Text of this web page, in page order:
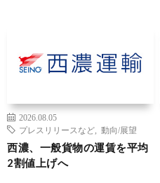
2026.08.05
プレスリリースなど
動向/展望
西濃、一般貨物の運賃を平均
2割値上げへ